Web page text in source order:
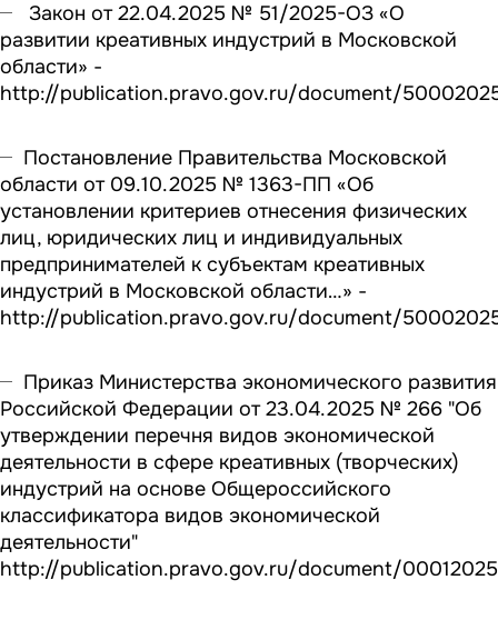
Закон от 22.04.2025 № 51/2025-ОЗ «О
развитии креативных индустрий в Московской
области» -
http://publication.pravo.gov.ru/document/
Постановление Правительства Московской
области от 09.10.2025 № 1363-ПП «Об
установлении критериев отнесения физических
лиц, юридических лиц и индивидуальных
предпринимателей к субъектам креативных
индустрий в Московской области…» -
http://publication.pravo.gov.ru/document/
Приказ Министерства экономического развития
Российской Федерации от 23.04.2025 № 266 "Об
утверждении перечня видов экономической
деятельности в сфере креативных (творческих)
индустрий на основе Общероссийского
классификатора видов экономической
деятельности"
http://publication.pravo.gov.ru/document/